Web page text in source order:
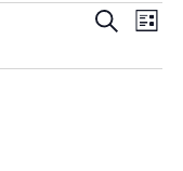
SucheListe